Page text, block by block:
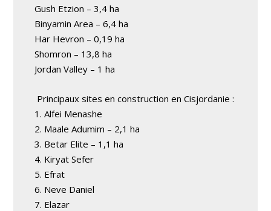
Gush Etzion – 3,4 ha
Binyamin Area – 6,4 ha
Har Hevron – 0,19 ha
Shomron – 13,8 ha
Jordan Valley – 1 ha
Principaux sites en construction en Cisjordanie :
1. Alfei Menashe
2. Maale Adumim – 2,1 ha
3. Betar Elite – 1,1 ha
4. Kiryat Sefer
5. Efrat
6. Neve Daniel
7. Elazar